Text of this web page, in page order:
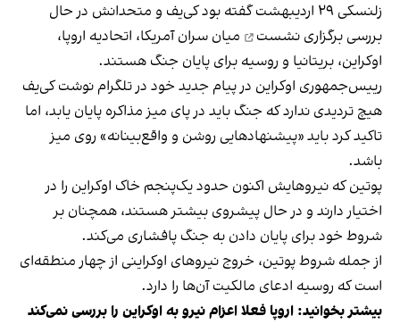
زلنسکی ۲۹ اردیبهشت گفته بود کی‌یف و متحدانش در حال
بررسی برگزاری نشست
میان سران آمریکا، اتحادیه اروپا،
اوکراین، بریتانیا و روسیه برای پایان جنگ هستند.
رییس‌جمهوری اوکراین در پیام جدید خود در تلگرام نوشت کی‌یف
هیچ تردیدی ندارد که جنگ باید در پای میز مذاکره پایان یابد، اما
تاکید کرد باید «پیشنهادهایی روشن و واقع‌بینانه» روی میز
باشد.
پوتین که نیروهایش اکنون حدود یک‌پنجم خاک اوکراین را در
اختیار دارند و در حال پیشروی بیشتر هستند، همچنان بر
شروط خود برای پایان دادن به جنگ پافشاری می‌کند.
از جمله شروط پوتین، خروج نیروهای اوکراینی از چهار منطقه‌ای
است که روسیه ادعای مالکیت آن‌ها را دارد.
بیشتر بخوانید: اروپا فعلا اعزام نیرو به اوکراین را بررسی نمی‌کند